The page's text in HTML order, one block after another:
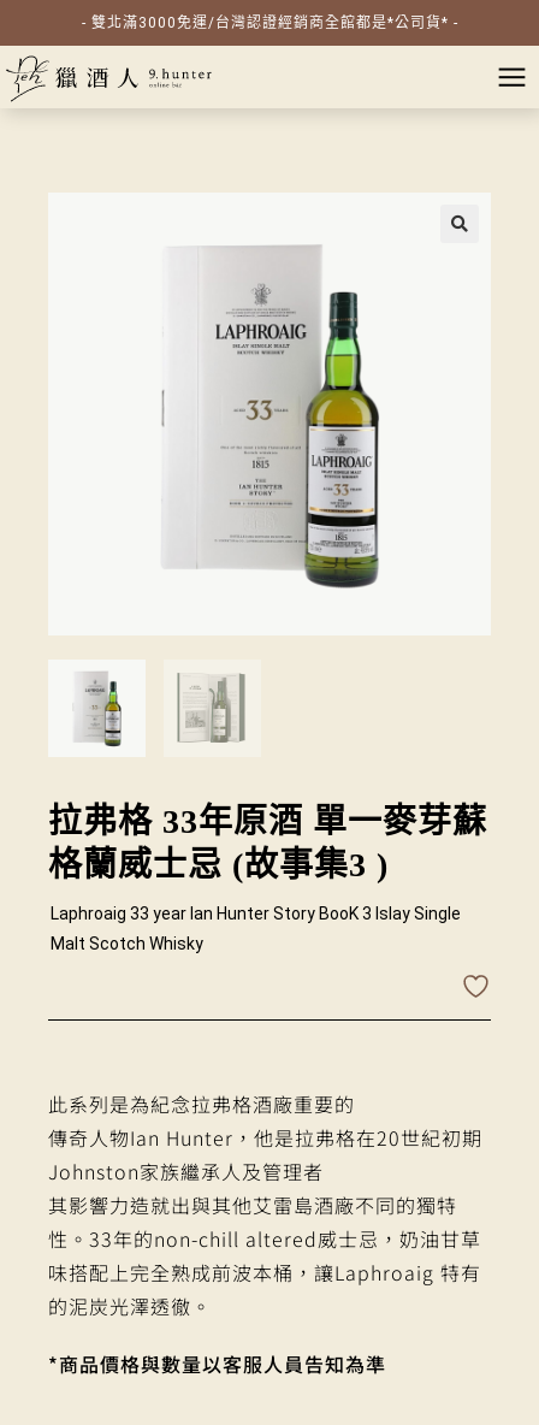
- 雙北滿3000免運/台灣認證經銷商全館都是*公司貨* -
拉弗格 33年原酒 單一麥芽蘇
格蘭威士忌 (故事集3 )
Laphroaig 33 year Ian Hunter Story BooK 3 Islay Single
Malt Scotch Whisky
此系列是為紀念拉弗格酒廠重要的
傳奇人物Ian Hunter，他是拉弗格在20世紀初期
Johnston家族繼承人及管理者
其影響力造就出與其他艾雷島酒廠不同的獨特
性。33年的non-chill altered威士忌，奶油甘草
味搭配上完全熟成前波本桶，讓Laphroaig 特有
的泥炭光澤透徹。
*商品價格與數量以客服人員告知為準